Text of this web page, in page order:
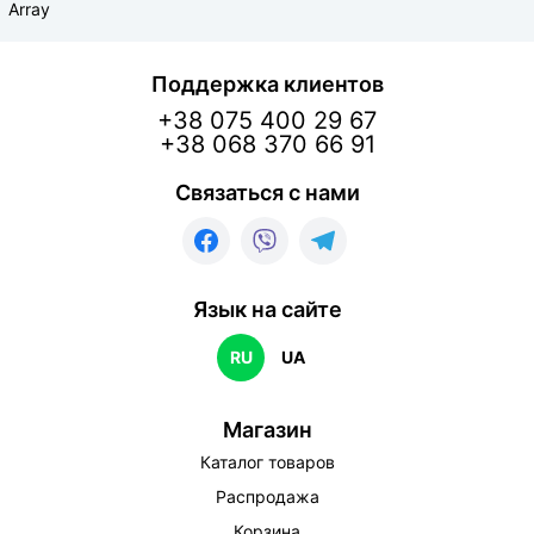
Опубликован:
Диана Покупатель
Как заказать такой саженец за 35 грн
День добрый, скажите а саженцы 50см есть ли в
наличие и цена, заранее спасибо
Мудрый Садовник Покупатель
Array
Поддержка клиентов
+38 075 400 29 67
+38 068 370 66 91
Связаться с нами
Язык на сайте
RU UA
Магазин
Каталог товаров
Распродажа